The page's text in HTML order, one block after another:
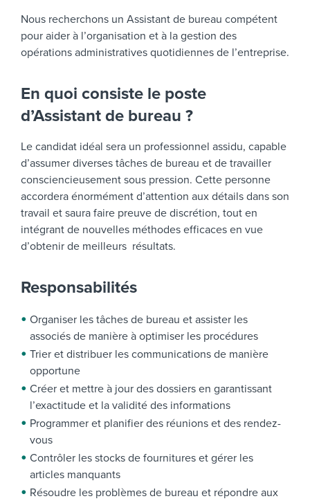
Nous recherchons un Assistant de bureau compétent
pour aider à l’organisation et à la gestion des
opérations administratives quotidiennes de l’entreprise.
En quoi consiste le poste
d’Assistant de bureau ?
Le candidat idéal sera un professionnel assidu, capable
d’assumer diverses tâches de bureau et de travailler
consciencieusement sous pression. Cette personne
accordera énormément d’attention aux détails dans son
travail et saura faire preuve de discrétion, tout en
intégrant de nouvelles méthodes efficaces en vue
d’obtenir de meilleurs résultats.
Responsabilités
Organiser les tâches de bureau et assister les
associés de manière à optimiser les procédures
Trier et distribuer les communications de manière
opportune
Créer et mettre à jour des dossiers en garantissant
l’exactitude et la validité des informations
Programmer et planifier des réunions et des rendez-
vous
Contrôler les stocks de fournitures et gérer les
articles manquants
Résoudre les problèmes de bureau et répondre aux